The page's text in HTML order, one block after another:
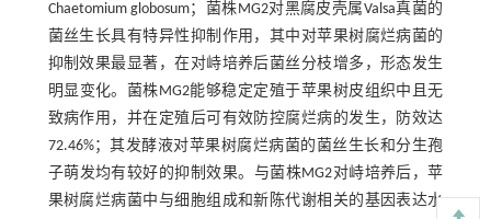
Chaetomium globosum；菌株MG2对黑腐皮壳属Valsa真菌的
菌丝生长具有特异性抑制作用，其中对苹果树腐烂病菌的
抑制效果最显著，在对峙培养后菌丝分枝增多，形态发生
明显变化。菌株MG2能够稳定定殖于苹果树皮组织中且无
致病作用，并在定殖后可有效防控腐烂病的发生，防效达
72.46%；其发酵液对苹果树腐烂病菌的菌丝生长和分生孢
子萌发均有较好的抑制效果。与菌株MG2对峙培养后，苹
果树腐烂病菌中与细胞组成和新陈代谢相关的基因表达水